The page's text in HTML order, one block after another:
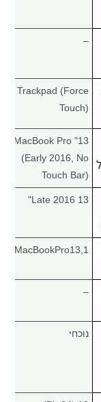
–
Trackpad (Force
Touch)
13" MacBook Pro
(Early 2016, No
Touch Bar)
Late 2016 13"
MacBookPro13,1
–
נוכחי